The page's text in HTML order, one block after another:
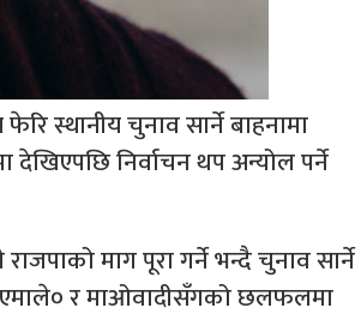
स्थानीय चुनाव सार्ने बाहनामा
देखिएपछि निर्वाचन थप अन्योल पर्ने
माग पूरा गर्ने भन्दै चुनाव सार्ने
र माओवादीसँगको छलफलमा